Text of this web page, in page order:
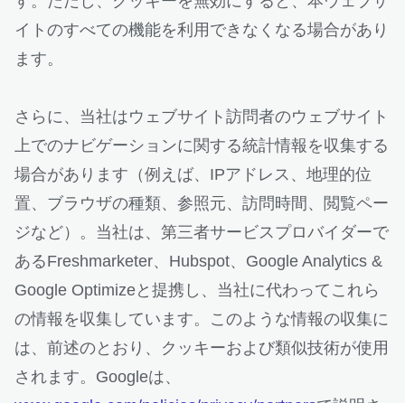
イトのすべての機能を利用できなくなる場合があり
ます。
さらに、当社はウェブサイト訪問者のウェブサイト
上でのナビゲーションに関する統計情報を収集する
場合があります（例えば、IPアドレス、地理的位
置、ブラウザの種類、参照元、訪問時間、閲覧ペー
ジなど）。当社は、第三者サービスプロバイダーで
あるFreshmarketer、Hubspot、Google Analytics &
Google Optimizeと提携し、当社に代わってこれら
の情報を収集しています。このような情報の収集に
は、前述のとおり、クッキーおよび類似技術が使用
されます。Googleは、